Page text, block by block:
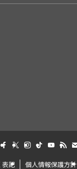
表記 個人情報保護方針